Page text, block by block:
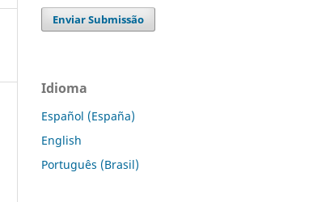
Enviar Submissão
Idioma
Español (España)
English
Português (Brasil)